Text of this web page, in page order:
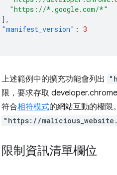
"https://*.google.com/*"
],
"manifest_version" : 3
上述範例中的擴充功能會列出
限，要求存取
符合相符模式的網站互動的權限
"https://
限制資訊清單欄位